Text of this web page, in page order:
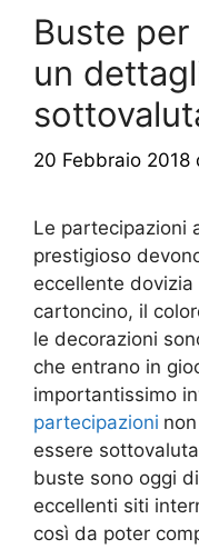
Buste
un
20 Febbraio 2018
Le partecipazioni
prestigioso
eccellente
cartoncino, il
le decorazioni
che entrano in
importantissimo
partecipazioni
essere
buste sono oggi
eccellenti siti
così da poter